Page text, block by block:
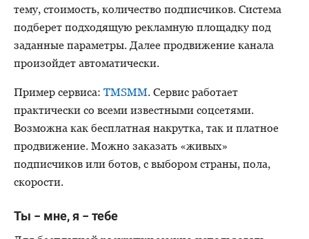
тему, стоимость, количество подписчиков. Система
подберет подходящую рекламную площадку под
заданные параметры. Далее продвижение канала
произойдет автоматически.
Пример сервиса: TMSMM. Сервис работает
практически со всеми известными соцсетями.
Возможна как бесплатная накрутка, так и платное
продвижение. Можно заказать «живых»
подписчиков или ботов, с выбором страны, пола,
скорости.
Ты − мне, я − тебе